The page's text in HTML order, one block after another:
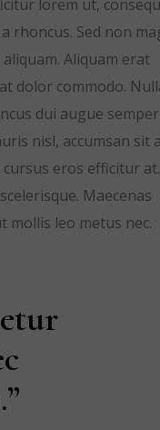
lorem ut,
rhoncus. Sed non
Aliquam erat
dolor commodo.
dui augue
nisl, accumsan sit
eros efficitur at.
Maecenas
mollis leo metus nec.